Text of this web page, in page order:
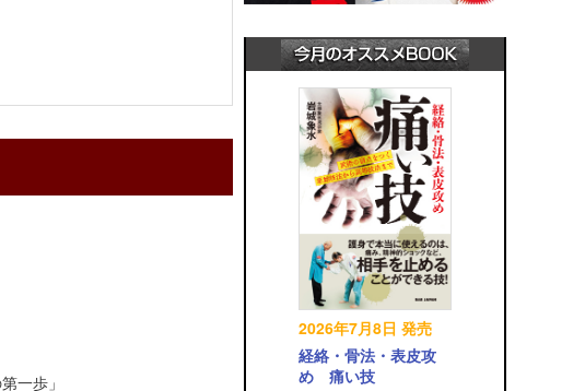
一歩」
2026年7月8日 発売
経絡・骨法・表皮攻
め 痛い技